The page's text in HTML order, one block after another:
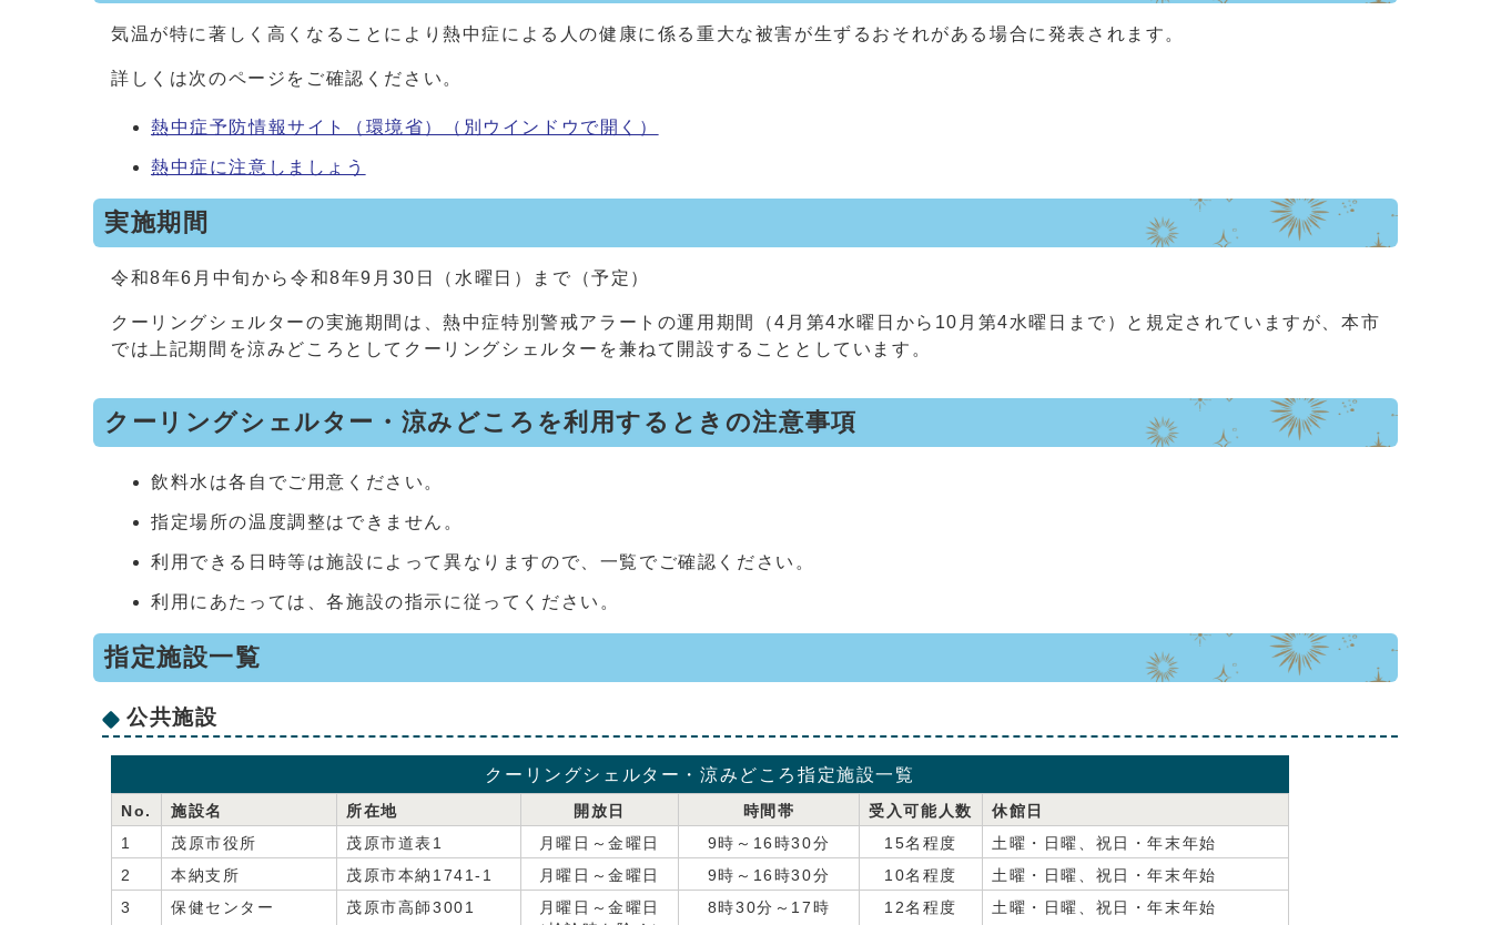
気温が特に著しく高くなることにより熱中症による人の健康に係る重大な被害が生ずるおそれがある場合に発表されます。
詳しくは次のページをご確認ください。
熱中症予防情報サイト（環境省） （別ウインドウで開く）
熱中症に注意しましょう
実施期間
令和8年6月中旬から令和8年9月30日（水曜日）まで（予定）
クーリングシェルターの実施期間は、熱中症特別警戒アラートの運用期間（4月第4水曜日から10月第4水曜日まで）と規定されていますが、本市
では上記期間を涼みどころとしてクーリングシェルターを兼ねて開設することとしています。
クーリングシェルター・涼みどころを利用するときの注意事項
飲料水は各自でご用意ください。
指定場所の温度調整はできません。
利用できる日時等は施設によって異なりますので、一覧でご確認ください。
利用にあたっては、各施設の指示に従ってください。
指定施設一覧
公共施設
クーリングシェルター・涼みどころ指定施設一覧
No. 施設名 所在地 開放日 時間帯 受入可能人数
休館日
1
茂原市役所 茂原市道表1 月曜日～金曜日 9時～16時30分 15名程度
土曜・日曜、祝日・年末年始
2
本納支所 茂原市本納1741-1 月曜日～金曜日 9時～16時30分 10名程度
土曜・日曜、祝日・年末年始
3
保健センター 茂原市高師3001
月曜日～金曜日
8時30分～17時 12名程度 土曜・日曜、祝日・年末年始